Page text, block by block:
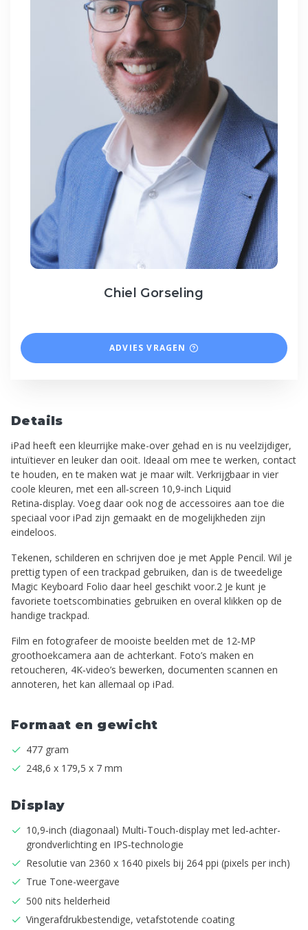
Chiel Gorseling
ADVIES VRAGEN
Details
iPad heeft een kleurrijke make-over gehad en is nu veelzijdiger,
intuïtiever en leuker dan ooit. Ideaal om mee te werken, contact
te houden, en te maken wat je maar wilt. Verkrijgbaar in vier
coole kleuren, met een all‑screen 10,9‑inch Liquid
Retina‑display. Voeg daar ook nog de accessoires aan toe die
speciaal voor iPad zijn gemaakt en de mogelijkheden zijn
eindeloos.
Tekenen, schilderen en schrijven doe je met Apple Pencil. Wil je
prettig typen of een trackpad gebruiken, dan is de tweedelige
Magic Keyboard Folio daar heel geschikt voor.2 Je kunt je
favoriete toetscombinaties gebruiken en overal klikken op de
handige trackpad.
Film en fotografeer de mooiste beelden met de 12‑MP
groothoek­camera aan de achterkant. Foto’s maken en
retoucheren, 4K‑video’s bewerken, documenten scannen en
annoteren, het kan allemaal op iPad.
Formaat en gewicht
477 gram
248,6 x 179,5 x 7 mm
Display
10,9‑inch (diagonaal) Multi‑Touch-display met led‑achter­
grond­verlichting en IPS‑technologie
Resolutie van 2360 x 1640 pixels bij 264 ppi (pixels per inch)
True Tone-weergave
500 nits helderheid
Vingerafdruk­­­bestendige, vetafstotende coating